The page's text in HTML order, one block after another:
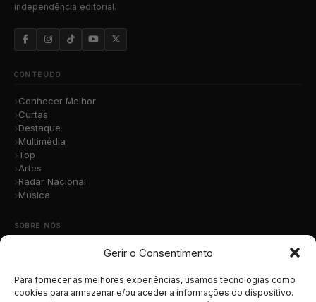
Gerir o Consentimento
Para fornecer as melhores experiências, usamos tecnologias como
cookies para armazenar e/ou aceder a informações do dispositivo.
independência editorial.
CONTEÚDO
Conhecer Melhor
Curtas
Destaque
Multimédia
Top
Artes
Radar Nacional
Musica
SOBRE NÓS
Contacto
Submete a Tua Música